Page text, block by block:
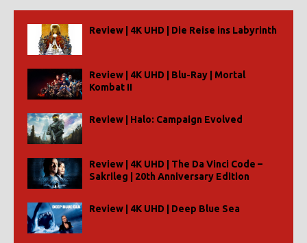
Review | 4K UHD | Die Reise ins Labyrinth
Review | 4K UHD | Blu-Ray | Mortal
Kombat II
Review | Halo: Campaign Evolved
Review | 4K UHD | The Da Vinci Code –
Sakrileg | 20th Anniversary Edition
Review | 4K UHD | Deep Blue Sea